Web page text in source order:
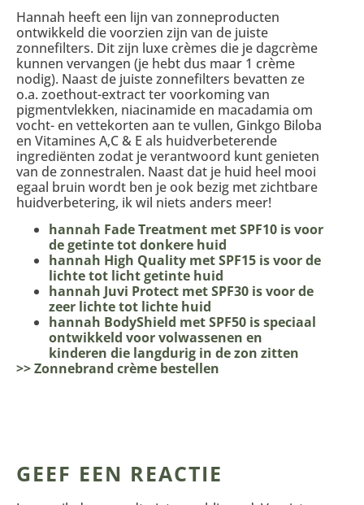
Hannah heeft een lijn van zonneproducten
ontwikkeld die voorzien zijn van de juiste
zonnefilters. Dit zijn luxe crèmes die je dagcrème
kunnen vervangen (je hebt dus maar 1 crème
nodig). Naast de juiste zonnefilters bevatten ze
o.a. zoethout-extract ter voorkoming van
pigmentvlekken, niacinamide en macadamia om
vocht- en vettekorten aan te vullen, Ginkgo Biloba
en Vitamines A,C & E als huidverbeterende
ingrediënten zodat je verantwoord kunt genieten
van de zonnestralen. Naast dat je huid heel mooi
egaal bruin wordt ben je ook bezig met zichtbare
huidverbetering, ik wil niets anders meer!
hannah Fade Treatment met SPF10 is voor
de getinte tot donkere huid
hannah High Quality met SPF15 is voor de
lichte tot licht getinte huid
hannah Juvi Protect met SPF30 is voor de
zeer lichte tot lichte huid
hannah BodyShield met SPF50 is speciaal
ontwikkeld voor volwassenen en
kinderen die langdurig in de zon zitten
>> Zonnebrand crème bestellen
GEEF EEN REACTIE